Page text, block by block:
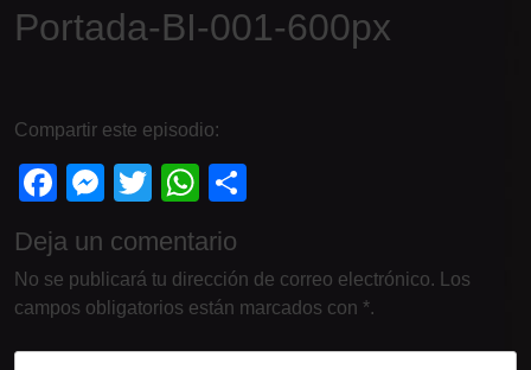
Portada-BI-001-600px
Compartir este episodio:
Facebook
Messenger
TwitterWhatsApp
Deja un comentario
No se publicará tu dirección de correo electrónico. Los
campos obligatorios están marcados con *.